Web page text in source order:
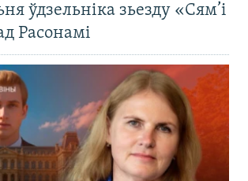
ўдзельніка зьезду «Сям’і
Расонамі